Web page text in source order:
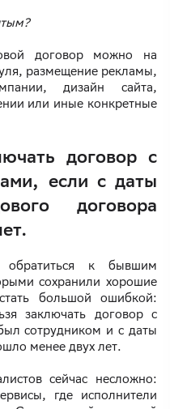
договор можно на
размещение рекламы,
дизайн сайта,
или иные конкретные
договор с
если с даты
договора
к бывшим
сохранили хорошие
большой ошибкой:
заключать договор с
сотрудником и с даты
менее двух лет.
сейчас несложно:
где исполнители